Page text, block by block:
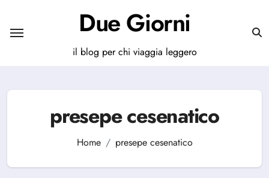
contenuto
Due Giorni
il blog per chi viaggia leggero
presepe cesenatico
Home presepe cesenatico